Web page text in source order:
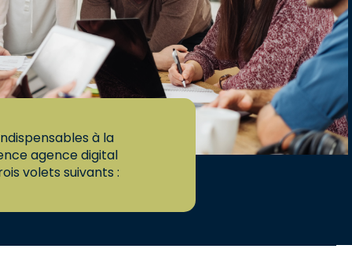
à la
agence digital
volets suivants :